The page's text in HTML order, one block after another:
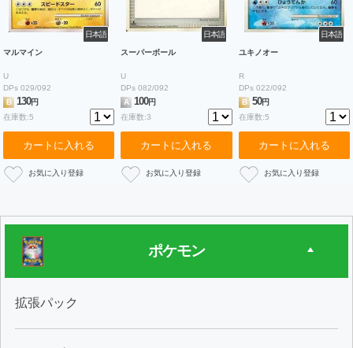
日本語
マルマイン
U
DPs 029/092
B
130円
在庫数:5
カートに入れる
日本語
スーパーボール
U
DPs 082/092
A
100円
在庫数:3
カートに入れる
日本語
ユキノオー
R
DPs 022/092
B 50円
在庫数:5
カートに入れる
ポケモン
拡張パック